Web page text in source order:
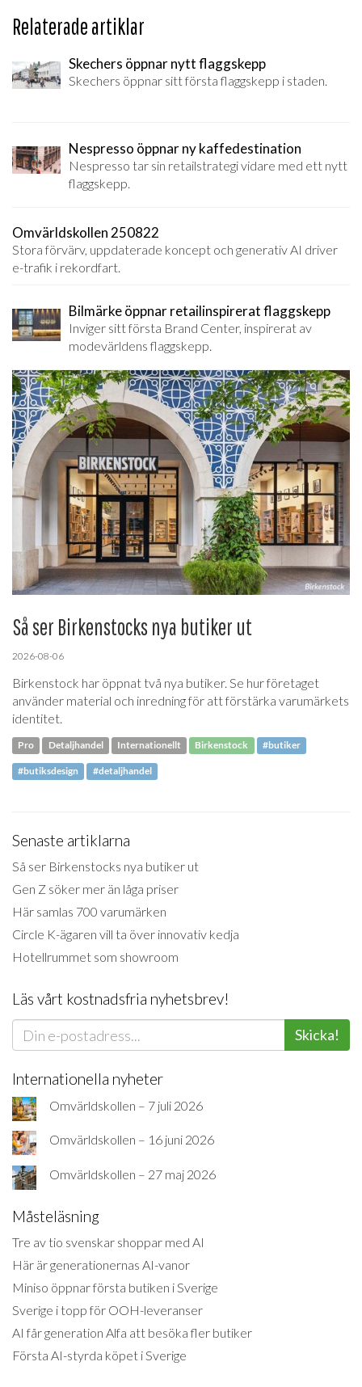
Relaterade artiklar
Skechers öppnar nytt flaggskepp
Skechers öppnar sitt första flaggskepp i staden.
Nespresso öppnar ny kaffedestination
Nespresso tar sin retailstrategi vidare med ett nytt
flaggskepp.
Omvärldskollen 250822
Stora förvärv, uppdaterade koncept och generativ AI driver
e-trafik i rekordfart.
Bilmärke öppnar retailinspirerat flaggskepp
Inviger sitt första Brand Center, inspirerat av
modevärldens flaggskepp.
Så ser Birkenstocks nya butiker ut
2026-08-06
Birkenstock har öppnat två nya butiker. Se hur företaget
använder material och inredning för att förstärka varumärkets
identitet.
Pro Detaljhandel Internationellt Birkenstock #butiker
#butiksdesign #detaljhandel
Senaste artiklarna
Så ser Birkenstocks nya butiker ut
Gen Z söker mer än låga priser
Här samlas 700 varumärken
Circle K-ägaren vill ta över innovativ kedja
Hotellrummet som showroom
Läs vårt kostnadsfria nyhetsbrev!
Skicka!
Internationella nyheter
Omvärldskollen – 7 juli 2026
Omvärldskollen – 16 juni 2026
Omvärldskollen – 27 maj 2026
Måsteläsning
Tre av tio svenskar shoppar med AI
Här är generationernas AI-vanor
Miniso öppnar första butiken i Sverige
Sverige i topp för OOH-leveranser
AI får generation Alfa att besöka fler butiker
Första AI-styrda köpet i Sverige